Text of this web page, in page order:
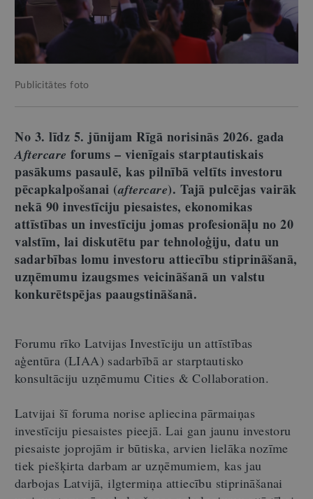
Publicitātes foto
No 3. līdz 5. jūnijam Rīgā norisinās 2026. gada
Aftercare forums – vienīgais starptautiskais
pasākums pasaulē, kas pilnībā veltīts investoru
pēcapkalpošanai (aftercare). Tajā pulcējas vairāk
nekā 90 investīciju piesaistes, ekonomikas
attīstības un investīciju jomas profesionāļu no 20
valstīm, lai diskutētu par tehnoloģiju, datu un
sadarbības lomu investoru attiecību stiprināšanā,
uzņēmumu izaugsmes veicināšanā un valstu
konkurētspējas paaugstināšanā.
Forumu rīko Latvijas Investīciju un attīstības
aģentūra (LIAA) sadarbībā ar starptautisko
konsultāciju uzņēmumu Cities & Collaboration.
Latvijai šī foruma norise apliecina pārmaiņas
investīciju piesaistes pieejā. Lai gan jaunu investoru
piesaiste joprojām ir būtiska, arvien lielāka nozīme
tiek piešķirta darbam ar uzņēmumiem, kas jau
darbojas Latvijā, ilgtermiņa attiecību stiprināšanai